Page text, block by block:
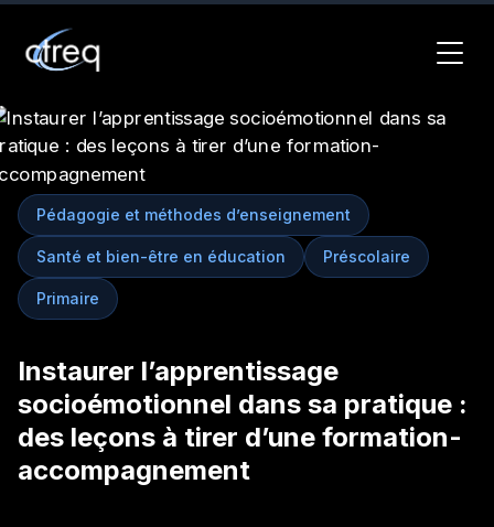
Pédagogie et méthodes d’enseignement
Santé et bien-être en éducation Préscolaire
Primaire
Instaurer l’apprentissage
socioémotionnel dans sa pratique :
des leçons à tirer d’une formation-
accompagnement